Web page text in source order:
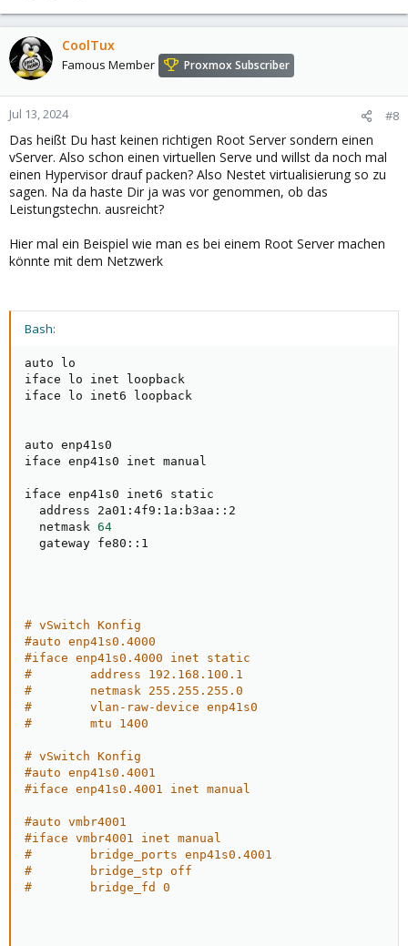
CoolTux
Famous Member Proxmox Subscriber
Jul 13, 2024 #8
Das heißt Du hast keinen richtigen Root Server sondern einen
vServer. Also schon einen virtuellen Serve und willst da noch mal
einen Hypervisor drauf packen? Also Nestet virtualisierung so zu
sagen. Na da haste Dir ja was vor genommen, ob das
Leistungstechn. ausreicht?
Hier mal ein Beispiel wie man es bei einem Root Server machen
könnte mit dem Netzwerk
Bash:
auto lo
iface lo inet loopback
iface lo inet6 loopback
auto enp41s0
iface enp41s0 inet manual
iface enp41s0 inet6 static
  address 2a01:4f9:1a:b3aa::2
  netmask
64
  gateway fe80::1
# vSwitch Konfig
#auto enp41s0.4000
#iface enp41s0.4000 inet static
#        address 192.168.100.1
#        netmask 255.255.255.0
#        vlan-raw-device enp41s0
#        mtu 1400
# vSwitch Konfig
#auto enp41s0.4001
#iface enp41s0.4001 inet manual
#auto vmbr4001
#iface vmbr4001 inet manual
#        bridge_ports enp41s0.4001
#        bridge_stp off
#        bridge_fd 0